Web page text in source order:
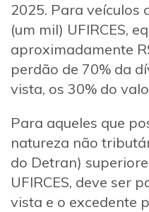
2025. Para veículos
(um mil) UFIRCES,
aproximadamente
perdão de 70% da
vista, os 30% do
Para aqueles que
natureza não
do Detran)
UFIRCES, deve ser
vista e o excedente